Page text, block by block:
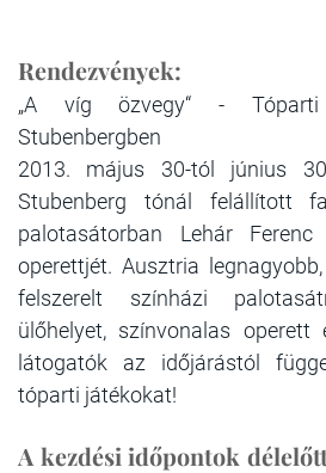
Rendezvények:
„A víg özvegy“ - Tóparti
Stubenbergben
2013. május 30-tól június
Stubenberg tónál felállított
palotasátorban Lehár
operettjét. Ausztria
felszerelt színházi
ülőhelyet, színvonalas operett
látogatók az időjárástól
tóparti játékokat!
A kezdési időpontok